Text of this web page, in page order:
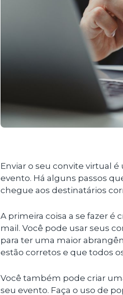
Enviar o seu convite virtual
evento. Há alguns passos
chegue aos destinatários
A primeira coisa a se fazer é
mail. Você pode usar seus
para ter uma maior
estão corretos e que todos
Você também pode criar
seu evento. Faça o uso de